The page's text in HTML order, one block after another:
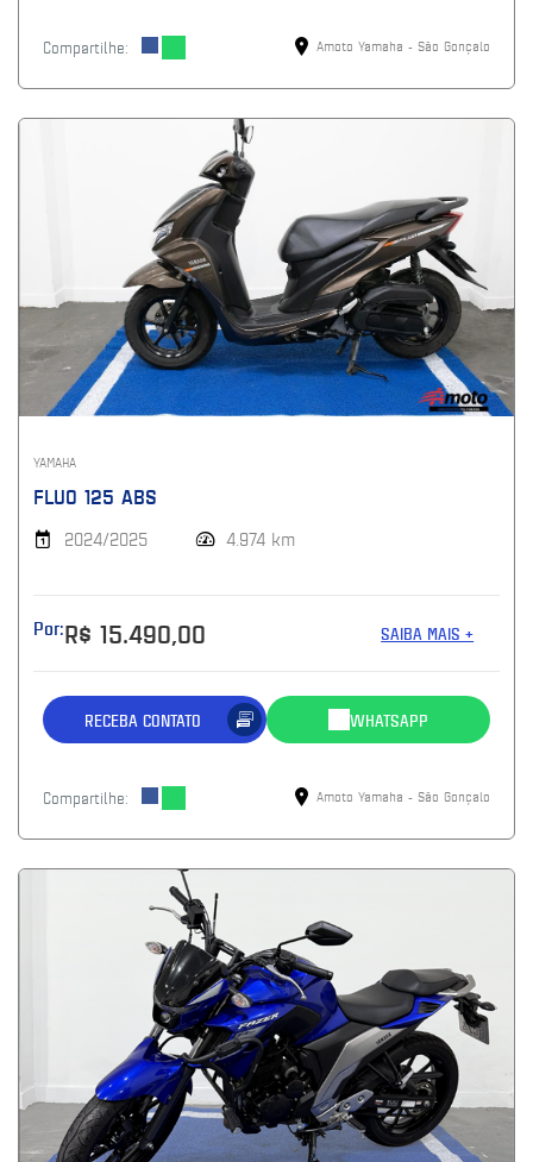
Compartilhe: Amoto Yamaha - São Gonçalo
YAMAHA
FLUO 125 ABS
2024/2025 4.974 km
Por:R$ 15.490,00 SAIBA MAIS +
RECEBA CONTATO WHATSAPP
Compartilhe: Amoto Yamaha - São Gonçalo